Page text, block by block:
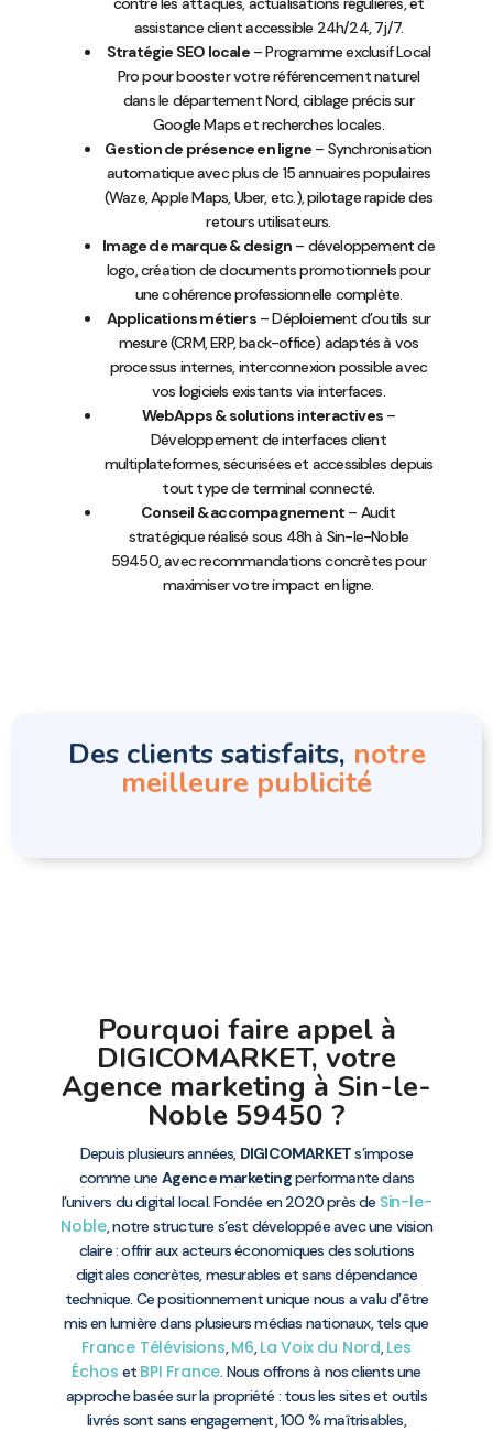
assistance client accessible 24h/24, 7j/7.
Stratégie SEO locale– Programme exclusif Local
Pro pour booster votre référencement naturel
dans le département Nord, ciblage précis sur
Google Maps et recherches locales.
Gestion de présence en ligne – Synchronisation
automatique avec plus de 15 annuaires populaires
(Waze, Apple Maps, Uber, etc.), pilotage rapide des
retours utilisateurs.
Image de marque & design – développement de
logo, création de documents promotionnels pour
une cohérence professionnelle complète.
Applications métiers– Déploiement d’outils sur
mesure (CRM, ERP, back-office) adaptés à vos
processus internes, interconnexion possible avec
vos logiciels existants via interfaces.
WebApps & solutions interactives –
Développement de interfaces client
multiplateformes, sécurisées et accessibles depuis
tout type de terminal connecté.
Conseil & accompagnement – Audit
stratégique réalisé sous 48h à Sin-le-Noble
59450, avec recommandations concrètes pour
maximiser votre impact en ligne.
Des clients satisfaits, notre
meilleure publicité
Pourquoi faire appel à
DIGICOMARKET, votre
Agence marketing à Sin-le-
Noble 59450 ?
Depuis plusieurs années, DIGICOMARKETs’impose
comme une Agence marketingperformante dans
l’univers du digital local. Fondée en 2020 près de Sin-le-
Noble, notre structure s’est développée avec une vision
claire : offrir aux acteurs économiques des solutions
digitales concrètes, mesurables et sans dépendance
technique. Ce positionnement unique nous a valu d’être
mis en lumière dans plusieurs médias nationaux, tels que
France Télévisions,M6,La Voix du Nord,Les
Échos et BPI France. Nous offrons à nos clients une
approche basée sur la propriété : tous les sites et outils
livrés sont sans engagement, 100 % maîtrisables,